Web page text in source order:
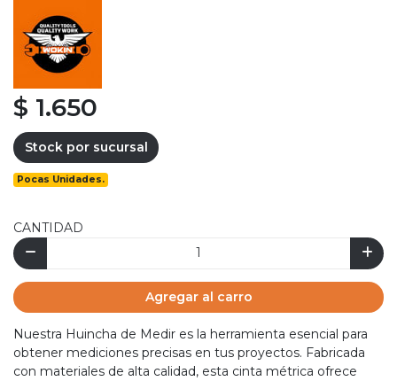
$ 1.650
Stock por sucursal
Pocas Unidades.
CANTIDAD
Agregar al carro
Nuestra Huincha de Medir es la herramienta esencial para
obtener mediciones precisas en tus proyectos. Fabricada
con materiales de alta calidad, esta cinta métrica ofrece